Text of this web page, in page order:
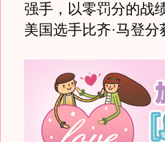
强手，以零罚分的战
美国选手比齐·马登分